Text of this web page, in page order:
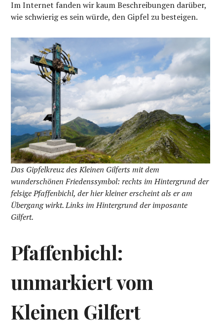
Im Internet fanden wir kaum Beschreibungen darüber,
wie schwierig es sein würde, den Gipfel zu besteigen.
Das Gipfelkreuz des Kleinen Gilferts mit dem
wunderschönen Friedenssymbol: rechts im Hintergrund der
felsige Pfaffenbichl, der hier kleiner erscheint als er am
Übergang wirkt. Links im Hintergrund der imposante
Gilfert.
Pfaffenbichl:
unmarkiert vom
Kleinen Gilfert